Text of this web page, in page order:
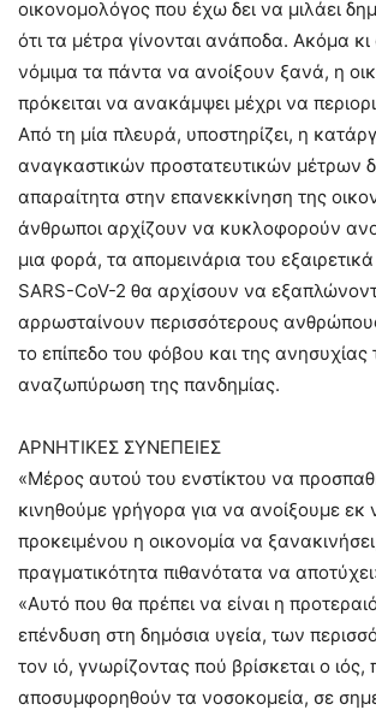
οικονομολόγος που έχω δει να μιλάει
ότι τα μέτρα γίνονται ανάποδα. Ακόμα κι
νόμιμα τα πάντα να ανοίξουν ξανά, η
πρόκειται να ανακάμψει μέχρι να
Από τη μία πλευρά, υποστηρίζει, η
αναγκαστικών προστατευτικών μέτρων
απαραίτητα στην επανεκκίνηση της
άνθρωποι αρχίζουν να κυκλοφορούν
μια φορά, τα απομεινάρια του
SARS-CoV-2 θα αρχίσουν να
αρρωσταίνουν περισσότερους
το επίπεδο του φόβου και της ανησυχίας
αναζωπύρωση της πανδημίας.
ΑΡΝΗΤΙΚΕΣ ΣΥΝΕΠΕΙΕΣ
«Μέρος αυτού του ενστίκτου να
κινηθούμε γρήγορα για να ανοίξουμε εκ
προκειμένου η οικονομία να
πραγματικότητα πιθανότατα να
«Αυτό που θα πρέπει να είναι η
επένδυση στη δημόσια υγεία, των
τον ιό, γνωρίζοντας πού βρίσκεται ο
αποσυμφορηθούν τα νοσοκομεία, σε